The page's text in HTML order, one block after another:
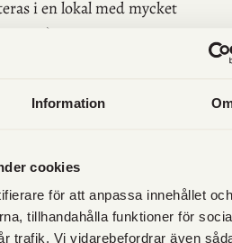
Information
cookies
för att anpassa innehållet och
tillhandahålla funktioner för
trafik. Vi vidarebefordrar även
i en lokal med mycket
ugn).
din beställning!